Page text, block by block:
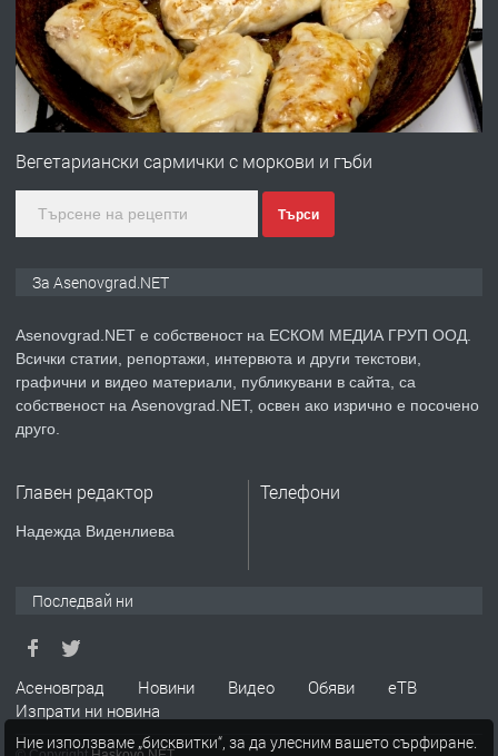
преди 1 година
ПРЕДЛАГА Дава под наем Асеновград
преди 2 години
ПРЕДЛАГА ремонт на покриви
Висококачествени Целофанови
ПРЕДЛАГА Кутии с подаръци
Вегетариански сармички с моркови и гъби
Търси
За Asenovgrad.NET
Asenovgrad.NET е собственост на ЕСКОМ МЕДИА ГРУП ООД.
Всички статии, репортажи, интервюта и други текстови,
графични и видео материали, публикувани в сайта, са
собственост на Asenovgrad.NET, освен ако изрично е посочено
друго.
Главен редактор
Надежда Виденлиева
Телефони
Последвай ни
Асеновград Новини Видео Обяви
еТВ
Изпрати ни новина
Ние използваме „бисквитки“, за да улесним вашето сърфиране.